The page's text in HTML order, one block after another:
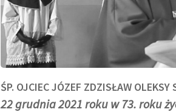
ŚP. OJCIEC JÓZEF ZDZISŁAW OLEKSY
22 grudnia 2021 roku w 73. roku